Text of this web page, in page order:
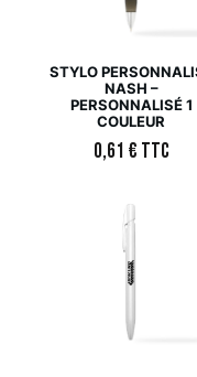
STYLO
NASH –
PERSONNALISÉ 1
COULEUR
0,61 € TTC